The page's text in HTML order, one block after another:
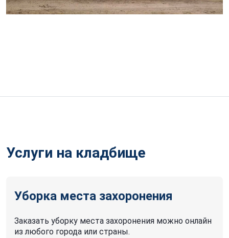
Услуги на кладбище
Уборка места захоронения
Заказать уборку места захоронения можно онлайн
из любого города или страны.